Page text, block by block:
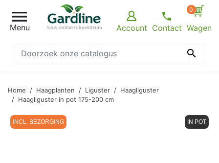

Menu Account Contact
0
Wagen

Home Haagplanten Liguster
Haagliguster
Haagliguster in pot 175-200 cm
INCL. BEZORGING IN POT